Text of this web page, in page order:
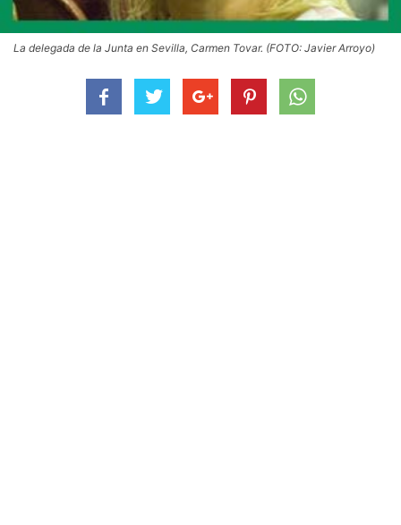
La delegada de la Junta en Sevilla, Carmen Tovar. (FOTO: Javier Arroyo)